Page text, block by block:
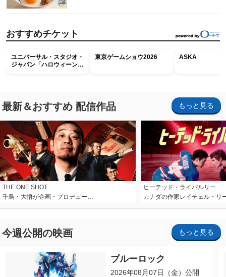
おすすめチケット
ユニバーサル・スタジオ・
ジャパン「ハロウィーン・
東京ゲームショウ2026 ASKA
最新＆おすすめ 配信作品 もっと見る
THE ONE SHOT
千鳥・大悟が企画・プロデュー…
ヒーテッド・ライバルリー
カナダの作家レイチェル・リ
今週公開の映画 もっと見る
ブルーロック
2026年08月07日（金）公開